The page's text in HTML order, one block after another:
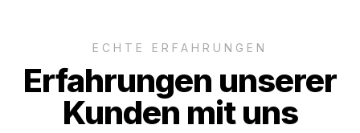
ECHTE ERFAHRUNGEN
Erfahrungen unserer
Kunden mit uns